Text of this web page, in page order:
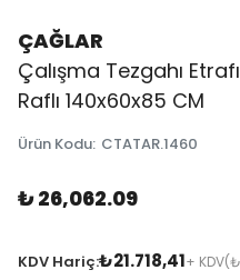
ÇAĞLAR
Çalışma Tezgahı
Raflı 140x60x85 CM
Ürün Kodu: CTATAR.1460
₺ 26,062.09
KDV Hariç:₺21.718,41+ KDV